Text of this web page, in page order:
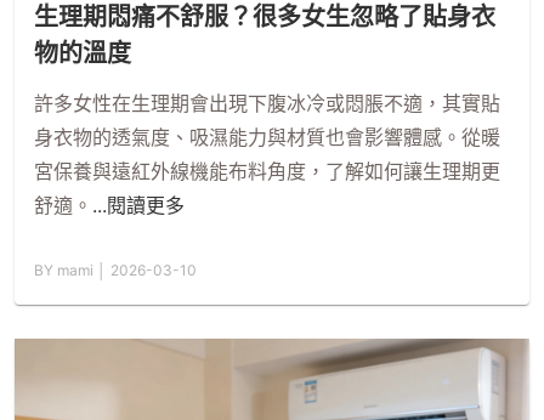
生理期悶痛不舒服？很多女生忽略了貼身衣
物的溫度
許多女性在生理期會出現下腹冰冷或悶脹不適，其實貼
身衣物的透氣度、吸濕能力與材質也會影響體感。從暖
宮保養與遠紅外線機能布料角度，了解如何讓生理期更
舒適。 ...閱讀更多
BY mami │ 2026-03-10